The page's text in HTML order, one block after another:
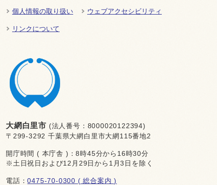
個人情報の取り扱い ウェブアクセシビリティ
リンクについて
大網白里市 (法人番号：8000020122394)
〒299-3292 千葉県大網白里市大網115番地2
開庁時間 ( 本庁舎 )：8時45分から16時30分
※土日祝日および12月29日から1月3日を除く
電話：0475-70-0300 ( 総合案内 )